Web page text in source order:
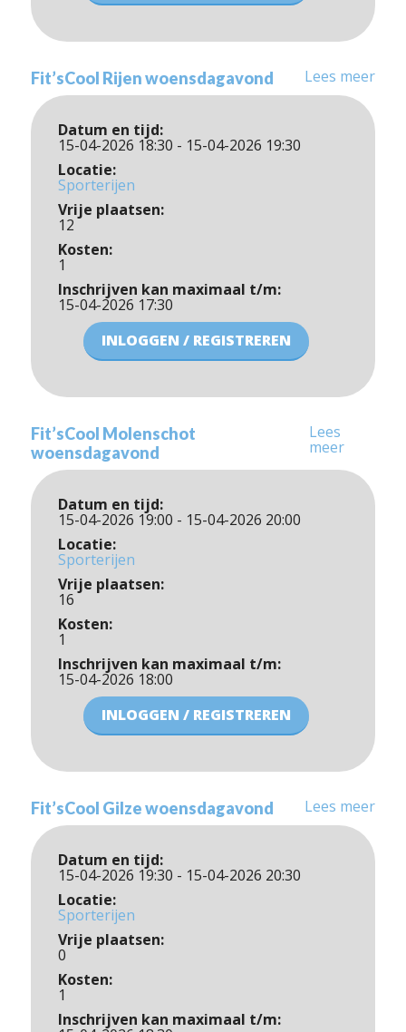
Fit’sCool Rijen woensdagavond Lees meer
Datum en tijd:
15-04-2026 18:30 - 15-04-2026 19:30
Locatie:
Sporterijen
Vrije plaatsen:
12
Kosten:
1
Inschrijven kan maximaal t/m:
15-04-2026 17:30
INLOGGEN / REGISTREREN
Fit’sCool Molenschot
woensdagavond
Lees
meer
Datum en tijd:
15-04-2026 19:00 - 15-04-2026 20:00
Locatie:
Sporterijen
Vrije plaatsen:
16
Kosten:
1
Inschrijven kan maximaal t/m:
15-04-2026 18:00
INLOGGEN / REGISTREREN
Fit’sCool Gilze woensdagavond Lees meer
Datum en tijd:
15-04-2026 19:30 - 15-04-2026 20:30
Locatie:
Sporterijen
Vrije plaatsen:
0
Kosten:
1
Inschrijven kan maximaal t/m: